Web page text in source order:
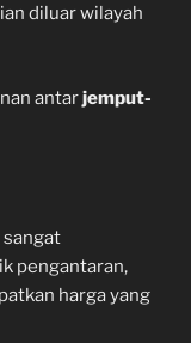
diluar wilayah
antarjemput-
sangat
pengantaran,
harga yang